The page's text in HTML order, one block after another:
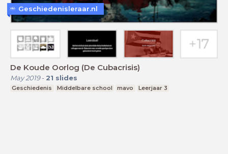
De Koude Oorlog (De Cubacrisis)
May 2019- 21 slides
Geschiedenis Middelbare school mavo Leerjaar 3
Geschiedenisleraar.nl